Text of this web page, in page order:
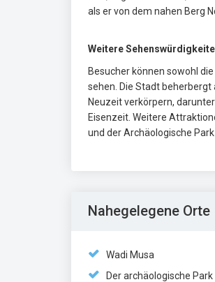
als er von dem nahen Berg
Weitere
Besucher können sowohl
sehen. Die Stadt beherbergt
Neuzeit verkörpern,
Eisenzeit. Weitere
und der Archäologische Park
Nahegelegene Orte
Wadi Musa
Der archäologische